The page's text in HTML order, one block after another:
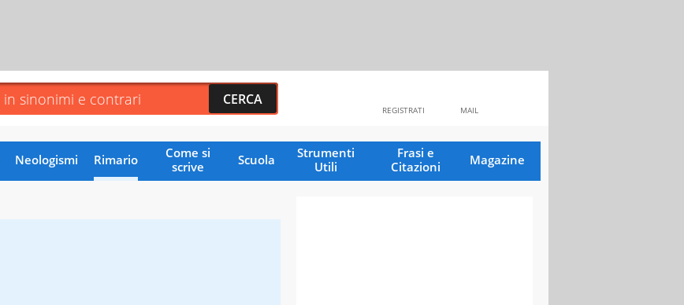
MAIL
REGISTRATI
Neologismi Rimario
Come si
scrive
Scuola
Strumenti
Utili
Frasi e
Citazioni
Magazine